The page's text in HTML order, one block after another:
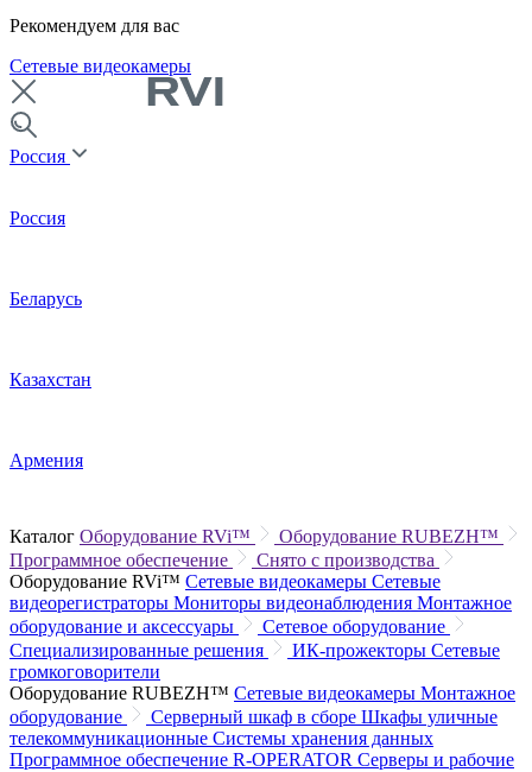
Рекомендуем для вас
Сетевые видеокамеры
Россия
Россия
Беларусь
Казахстан
Армения
Каталог Оборудование RVi™
Оборудование RUBEZH™
Программное обеспечение
Снято с производства
Оборудование RVi™ Сетевые видеокамеры Сетевые
видеорегистраторы Мониторы видеонаблюдения Монтажное
оборудование и аксессуары
Сетевое оборудование
Специализированные решения
ИК-прожекторы Сетевые
громкоговорители
Оборудование RUBEZH™ Сетевые видеокамеры Монтажное
оборудование
Серверный шкаф в сборе Шкафы уличные
телекоммуникационные Системы хранения данных
Программное обеспечение R-OPERATOR Серверы и рабочие